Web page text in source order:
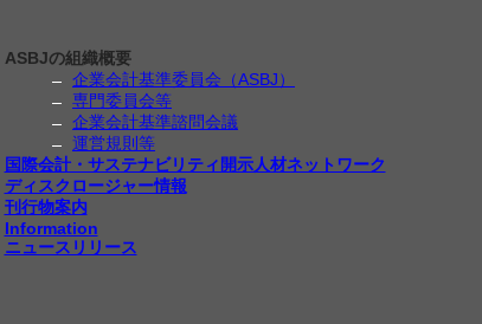
ASBJの組織概要
企業会計基準委員会（ASBJ）
専門委員会等
企業会計基準諮問会議
運営規則等
国際会計・サステナビリティ開示人材ネットワーク
ディスクロージャー情報
刊行物案内
Information
ニュースリリース